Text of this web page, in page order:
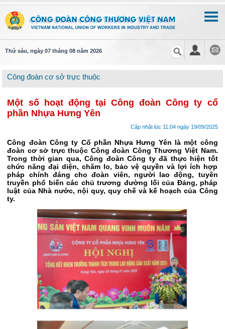
Thứ sáu, ngày 07 tháng 08 năm 2026
Công đoàn cơ sở trực thuộc
Một số hoạt động tại Công đoàn Công ty cổ
phần Nhựa Hưng Yên
Cập nhật lúc 11:04 ngày 19/09/2025
Công đoàn Công ty Cổ phần Nhựa Hưng Yên là một công
đoàn cơ sở trực thuộc Công đoàn Công Thương Việt Nam.
Trong thời gian qua, Công đoàn Công ty đã thực hiện tốt
chức năng đại diện, chăm lo, bảo vệ quyền và lợi ích hợp
pháp chính đáng cho đoàn viên, người lao động, tuyên
truyền phổ biến các chủ trương đường lối của Đảng, pháp
luật của Nhà nước, nội quy, quy chế và kế hoạch của Công
ty.